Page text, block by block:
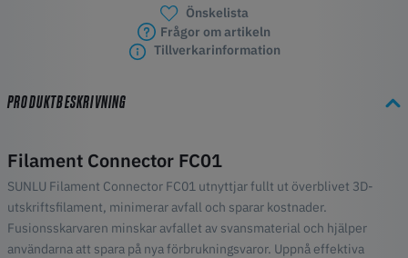
Önskelista
Frågor om artikeln
Tillverkarinformation
PRODUKTBESKRIVNING
Filament Connector FC01
SUNLU Filament Connector FC01 utnyttjar fullt ut överblivet 3D-
utskriftsfilament, minimerar avfall och sparar kostnader.
Fusionsskarvaren minskar avfallet av svansmaterial och hjälper
användarna att spara på nya förbrukningsvaror. Uppnå effektiva